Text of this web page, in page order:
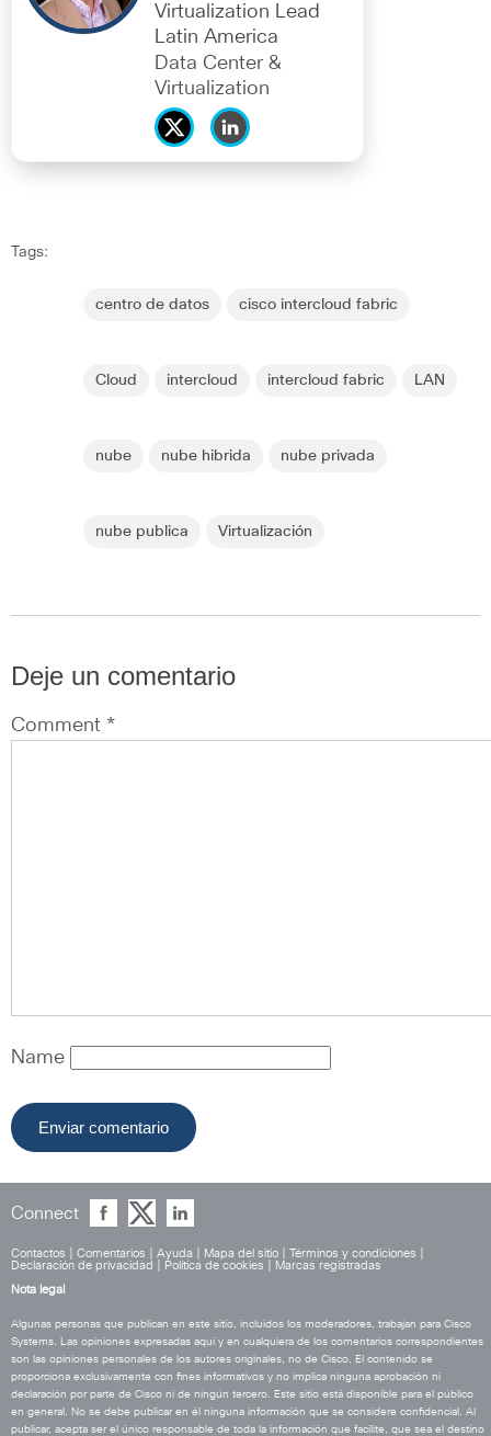
Virtualization Lead
Latin America
Data Center &
Virtualization
Tags:
centro de datos cisco intercloud fabric
Cloud intercloud intercloud fabric LAN
nube nube hibrida nube privada
nube publica Virtualización
Deje un comentario
Comment *
Name
Connect
Contactos Comentarios Ayuda Mapa del sitio Términos y condiciones
Declaración de privacidad
Política de cookies
Marcas registradas
Nota legal
Algunas personas que publican en este sitio, incluidos los moderadores, trabajan para Cisco
Systems. Las opiniones expresadas aquí y en cualquiera de los comentarios correspondientes
son las opiniones personales de los autores originales, no de Cisco. El contenido se
proporciona exclusivamente con fines informativos y no implica ninguna aprobación ni
declaración por parte de Cisco ni de ningún tercero. Este sitio está disponible para el público
en general. No se debe publicar en él ninguna información que se considere confidencial. Al
publicar, acepta ser el único responsable de toda la información que facilite, que sea el destino